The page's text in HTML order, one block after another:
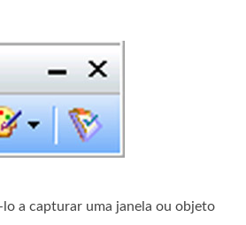
a capturar uma janela ou objeto